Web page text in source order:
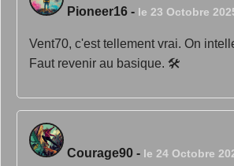
Pioneer16 - le 23 Octobre
Vent70, c'est tellement vrai. On
Faut revenir au basique. 🛠️
Courage90 - le 24 Octobre